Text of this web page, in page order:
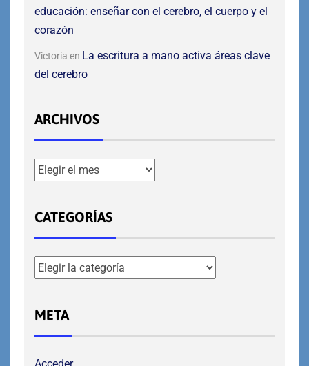
educación: enseñar con el cerebro, el cuerpo y el
corazón
Victoria en La escritura a mano activa áreas clave
del cerebro
ARCHIVOS
CATEGORÍAS
META
Acceder